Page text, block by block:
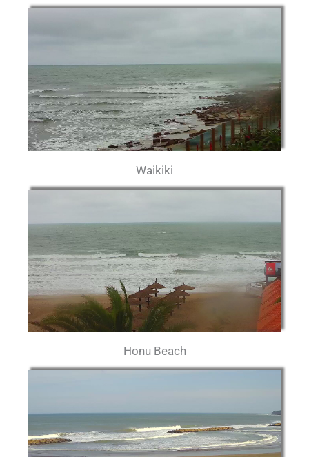
Waikiki
Honu Beach